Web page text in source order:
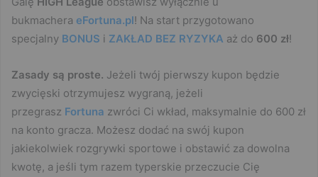
bukmachera eFortuna.pl! Na start przygotowano
specjalny BONUS i ZAKŁAD BEZ RYZYKA aż do 600 zł!
Zasady są proste. Jeżeli twój pierwszy kupon będzie
zwycięski otrzymujesz wygraną, jeżeli
przegrasz Fortuna zwróci Ci wkład, maksymalnie do 600 zł
na konto gracza. Możesz dodać na swój kupon
jakiekolwiek rozgrywki sportowe i obstawić za dowolna
kwotę, a jeśli tym razem typerskie przeczucie Cię